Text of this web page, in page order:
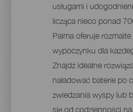
usługami i
licząca nieco ponad
Palma oferuje
wypoczynku dla
Znajdź idealne
naładować baterie po
zwiedzania wyspy lub
się od codzienności na